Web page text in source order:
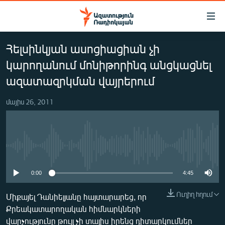
Մատչելիության
հիմնական
բովանդակությանը
Անցնել
հիմնական
մենյուին
Որոնում
ԱԶԱՏՈՒԹՅՈՒՆ TV
ՀԱՅԱՍՏԱՆ
ՔԱՂԱՔԱԿԱՆ
ԸՆՏՐՈՒԹՅՈՒՆՆԵՐ 2026
ՂԱՐԱԲԱՂ
ՊԱՏԵՐԱԶՄԻ 6 ՇԱԲԱԹՆԵՐԸ
ՏԱՐԱԾԱՇՐՋԱՆ
Հելսինկյան ասոցիացիան չի
կարողանում մոնիթորինգ անցկացնել
ազատազրկման վայրերում
մայիս 26, 2011
0:00 4:45
Ուղիղ հղում
Միքայել Դանիելյանը հայտարարեց, որ
Քրեակատարողական հիմնարկների
վարչությունը թույլ չի տալիս իրենց դիտարկումներ